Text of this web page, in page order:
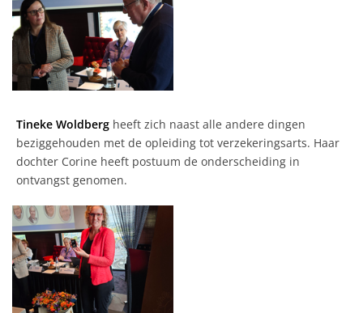
Tineke Woldberg heeft zich naast alle andere dingen
beziggehouden met de opleiding tot verzekeringsarts. Haar
dochter Corine heeft postuum de onderscheiding in
ontvangst genomen.